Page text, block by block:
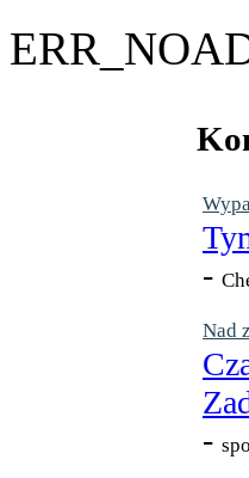
-
Nad
-